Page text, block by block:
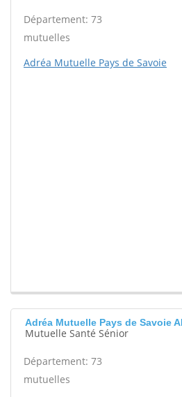
Département: 73
mutuelles
Adréa Mutuelle Pays de Savoie
Adréa Mutuelle Pays de Savoie
Mutuelle Santé Sénior
Département: 73
mutuelles